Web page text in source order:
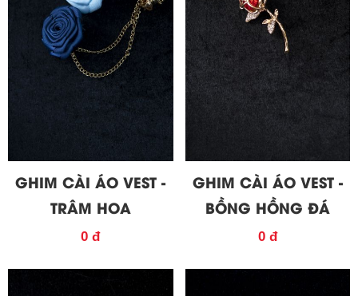
GHIM CÀI ÁO VEST -
TRÂM HOA
0 đ
GHIM CÀI ÁO VEST -
BỒNG HỒNG ĐÁ
0 đ